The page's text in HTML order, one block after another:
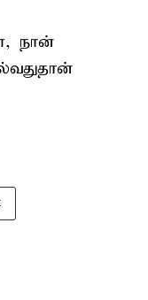
நான்